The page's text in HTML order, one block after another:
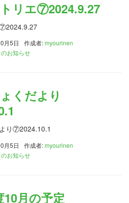
リエ⑦2024.9.27
月5日 作成者:myourinen
お知らせ
くだより
り⑦2024.10.1
月5日 作成者:myourinen
お知らせ
10月の予定